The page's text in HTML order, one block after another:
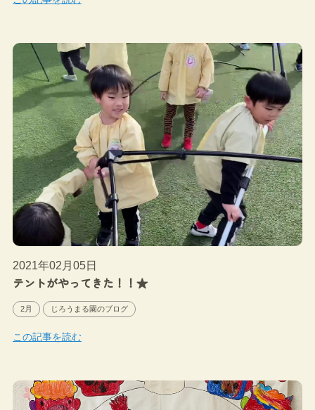
2021年02月05日
テントがやってきた！！★
2月 じろうまる園のブログ
この記事を読む